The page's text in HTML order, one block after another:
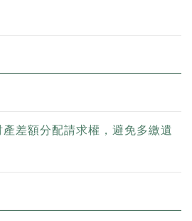
差額分配請求權，避免多繳遺